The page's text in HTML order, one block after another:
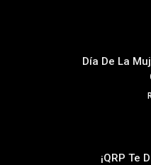
Día De La
¡QRP Te